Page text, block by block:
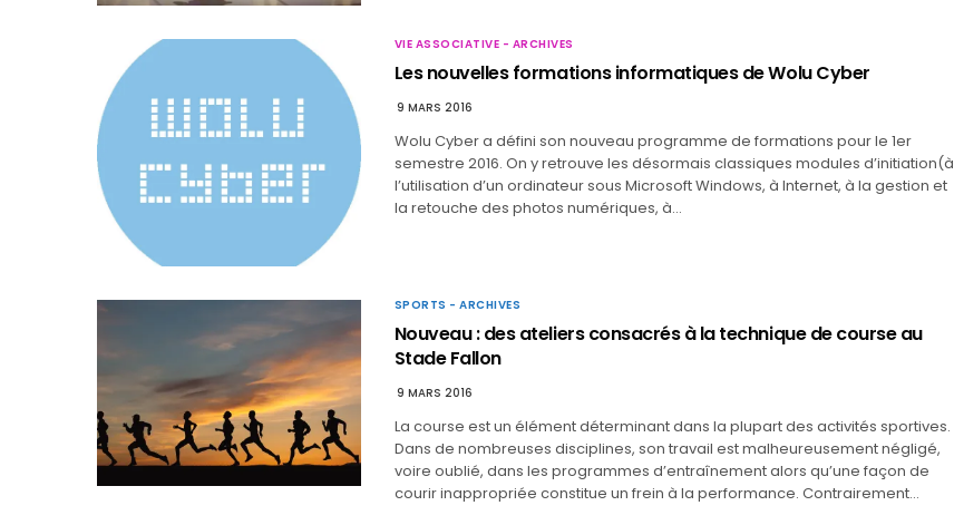
VIE ASSOCIATIVE - ARCHIVES
Les nouvelles formations informatiques de Wolu Cyber
9 MARS 2016
Wolu Cyber a défini son nouveau programme de formations pour le 1er
semestre 2016. On y retrouve les désormais classiques modules d’initiation(à
l’utilisation d’un ordinateur sous Microsoft Windows, à Internet, à la gestion et
la retouche des photos numériques, à…
SPORTS - ARCHIVES
Nouveau : des ateliers consacrés à la technique de course au
Stade Fallon
9 MARS 2016
La course est un élément déterminant dans la plupart des activités sportives.
Dans de nombreuses disciplines, son travail est malheureusement négligé,
voire oublié, dans les programmes d’entraînement alors qu’une façon de
courir inappropriée constitue un frein à la performance. Contrairement…